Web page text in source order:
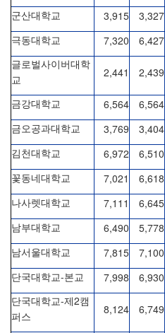
군산대학교 3,915 3,327
극동대학교 7,320 6,427
글로벌사이버대학
교
2,441 2,439
금강대학교 6,564 6,564
금오공과대학교 3,769 3,404
김천대학교 6,972 6,510
꽃동네대학교 7,021 6,618
나사렛대학교 7,111 6,645
남부대학교 6,490 5,778
남서울대학교 7,815 7,100
단국대학교-본교 7,998 6,930
단국대학교-제 2캠
퍼스
8,124 6,749